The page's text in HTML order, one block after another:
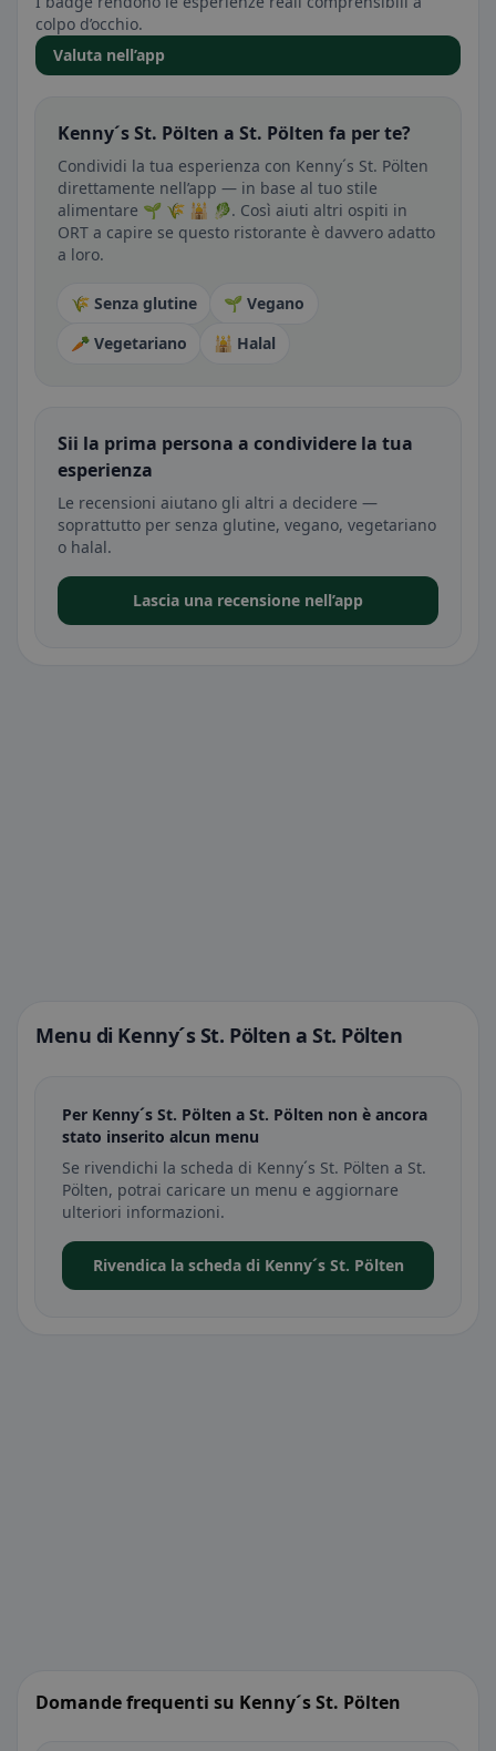
colpo d’occhio.
Valuta nell’app
Kenny´s St. Pölten a St. Pölten fa per te?
Condividi la tua esperienza con Kenny´s St. Pölten
direttamente nell’app — in base al tuo stile
alimentare 🌱 🌾 🕌 🥬. Così aiuti altri ospiti in
ORT a capire se questo ristorante è davvero adatto
a loro.
🌾 Senza glutine
🌱 Vegano
🥕 Vegetariano
🕌 Halal
Sii la prima persona a condividere la tua
esperienza
Le recensioni aiutano gli altri a decidere —
soprattutto per senza glutine, vegano, vegetariano
o halal.
Lascia una recensione nell’app
Menu di Kenny´s St. Pölten a St. Pölten
Per Kenny´s St. Pölten a St. Pölten non è ancora
stato inserito alcun menu
Se rivendichi la scheda di Kenny´s St. Pölten a St.
Pölten, potrai caricare un menu e aggiornare
ulteriori informazioni.
Rivendica la scheda di Kenny´s St. Pölten
Domande frequenti su Kenny´s St. Pölten